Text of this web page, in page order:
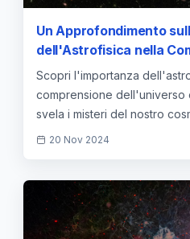
Un Approfondimento
dell'Astrofisica nella
dell'Universo
Scopri l'importanza
comprensione dell'universo
svela i misteri del nostro
20 Nov 2024